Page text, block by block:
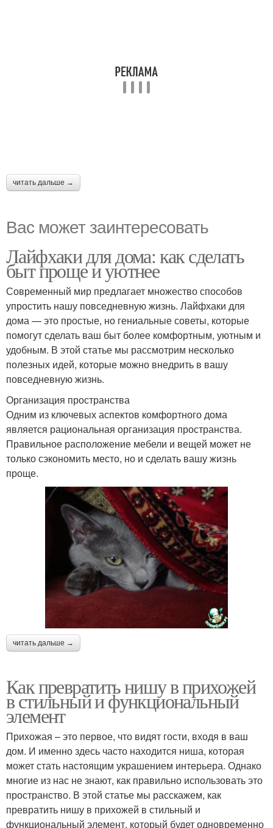
читать дальше →
Вас может заинтересовать
Лайфхаки для дома: как сделать
быт проще и уютнее
Современный мир предлагает множество способов
упростить нашу повседневную жизнь. Лайфхаки для
дома — это простые, но гениальные советы, которые
помогут сделать ваш быт более комфортным, уютным и
удобным. В этой статье мы рассмотрим несколько
полезных идей, которые можно внедрить в вашу
повседневную жизнь.
Организация пространства
Одним из ключевых аспектов комфортного дома
является рациональная организация пространства.
Правильное расположение мебели и вещей может не
только сэкономить место, но и сделать вашу жизнь
проще.
читать дальше →
Как превратить нишу в прихожей
в стильный и функциональный
элемент
Прихожая – это первое, что видят гости, входя в ваш
дом. И именно здесь часто находится ниша, которая
может стать настоящим украшением интерьера. Однако
многие из нас не знают, как правильно использовать это
пространство. В этой статье мы расскажем, как
превратить нишу в прихожей в стильный и
функциональный элемент, который будет одновременно